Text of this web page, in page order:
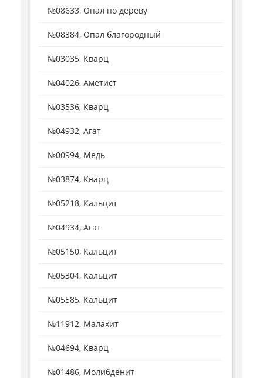
№08633, Опал по дереву
№08384, Опал благородный
№03035, Кварц
№04026, Аметист
№03536, Кварц
№04932, Агат
№00994, Медь
№03874, Кварц
№05218, Кальцит
№04934, Агат
№05150, Кальцит
№05304, Кальцит
№05585, Кальцит
№11912, Малахит
№04694, Кварц
№01486, Молибденит